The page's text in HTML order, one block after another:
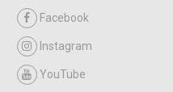
Facebook
Instagram
YouTube